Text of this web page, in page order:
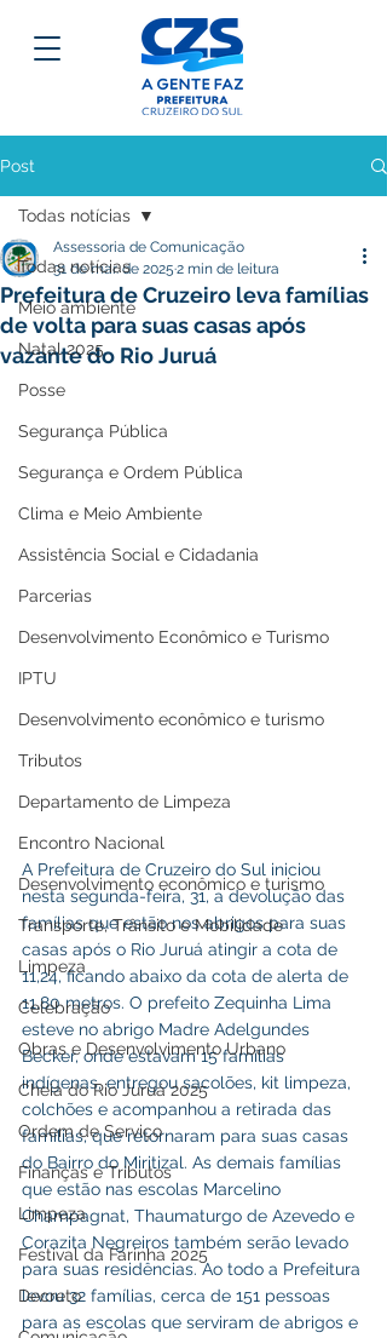
Post
Todas notícias
Meio ambiente
Natal 2025
Posse
Segurança Pública
Segurança e Ordem Pública
Clima e Meio Ambiente
Assistência Social e Cidadania
Parcerias
Desenvolvimento Econômico e Turismo
IPTU
Desenvolvimento econômico e turismo
Tributos
Departamento de Limpeza
Encontro Nacional
Desenvolvimento econômico e turismo
Transporte, Trânsito e Mobilidade
Limpeza
Celebração
Obras e Desenvolvimento Urbano
Cheia do Rio Juruá 2025
Ordem de Serviço
Finanças e Tributos
Limpeza
Festival da Farinha 2025
Decreto
Todas notícias
Prefeitura de Cruzeiro leva famílias
de volta para suas casas após
vazante do Rio Juruá
Assessoria de Comunicação
31 de mar. de 2025 2 min de leitura
A Prefeitura de Cruzeiro do Sul iniciou
nesta segunda-feira, 31, a devolução das
famílias que estão nos abrigos para suas
casas após o Rio Juruá atingir a cota de
11,24, ficando abaixo da cota de alerta de
11,80 metros. O prefeito Zequinha Lima
esteve no abrigo Madre Adelgundes
Becker, onde estavam 15 famílias
indígenas, entregou sacolões, kit limpeza,
colchões e acompanhou a retirada das
famílias, que retornaram para suas casas
do Bairro do Miritizal. As demais famílias
que estão nas escolas Marcelino
Champagnat, Thaumaturgo de Azevedo e
Corazita Negreiros também serão levado
para suas residências. Ao todo a Prefeitura
levou 32 famílias, cerca de 151 pessoas
para as escolas que serviram de abrigos e